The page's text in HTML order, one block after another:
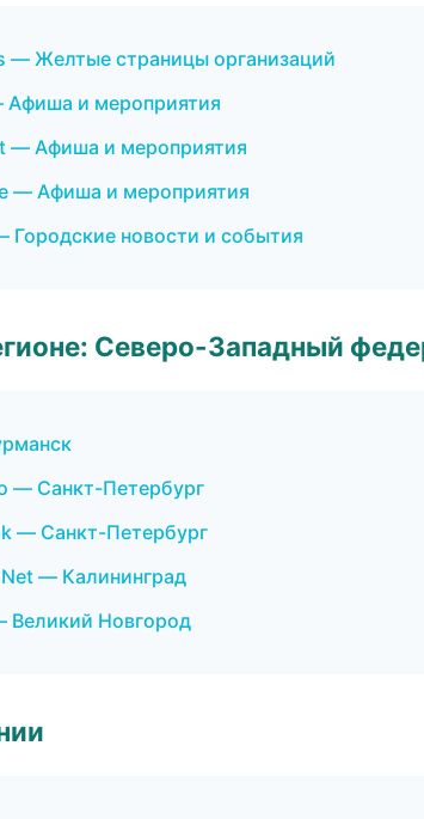
— Желтые страницы организаций
и мероприятия
— Афиша и мероприятия
— Афиша и мероприятия
новости и события
Северо-Западный
— Санкт-Петербург
— Санкт-Петербург
— Калининград
Великий Новгород